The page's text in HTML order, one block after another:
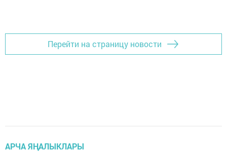
Перейти на страницу новости
АРЧА ЯҢАЛЫКЛАРЫ